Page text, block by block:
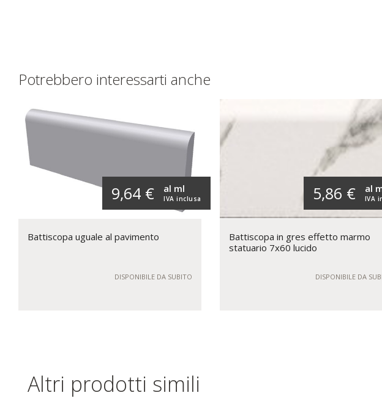
Potrebbero interessarti anche
9,64 € IVA inclusa
al ml
Battiscopa uguale al pavimento
DISPONIBILE DA SUBITO
5,86 € IVA
al
Battiscopa in gres effetto marmo
statuario 7x60 lucido
DISPONIBILE DA
Altri prodotti simili